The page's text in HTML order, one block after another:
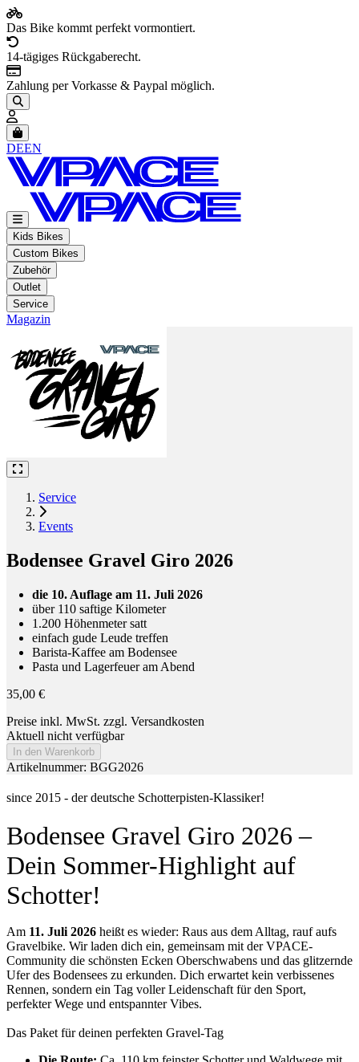
Das Bike kommt perfekt vormontiert.
14-tägiges Rückgaberecht.
Zahlung per Vorkasse & Paypal möglich.
Artikel im Warenkorb, Warenkorb anzeigen
DEEN
Kids Bikes
Custom Bikes
Zubehör
Outlet
Service
Magazin
Service
Events
Bodensee Gravel Giro 2026
die 10. Auflage am 11. Juli 2026
über 110 saftige Kilometer
1.200 Höhenmeter satt
einfach gude Leude treffen
Barista-Kaffee am Bodensee
Pasta und Lagerfeuer am Abend
35,00 €
Preise inkl. MwSt. zzgl. Versandkosten
Aktuell nicht verfügbar
In den Warenkorb
Artikelnummer: BGG2026
since 2015 - der deutsche Schotterpisten-Klassiker!
Bodensee Gravel Giro 2026 –
Dein Sommer-Highlight auf
Schotter!
Am 11. Juli 2026 heißt es wieder: Raus aus dem Alltag, rauf aufs
Gravelbike. Wir laden dich ein, gemeinsam mit der VPACE-
Community die schönsten Ecken Oberschwabens und das glitzernde
Ufer des Bodensees zu erkunden. Dich erwartet kein verbissenes
Rennen, sondern ein Tag voller Leidenschaft für den Sport,
perfekter Wege und entspannter Vibes.
Das Paket für deinen perfekten Gravel-Tag